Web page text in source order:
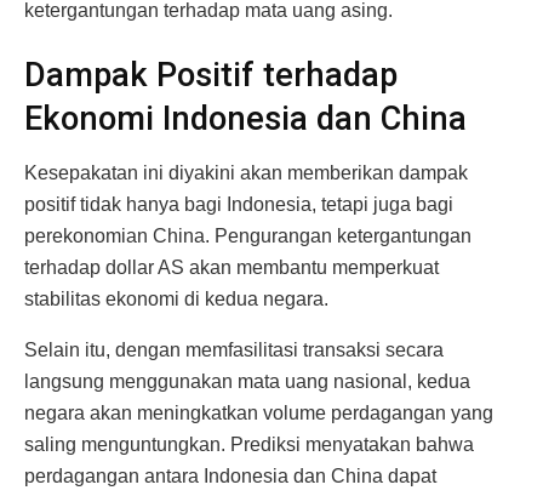
ketergantungan terhadap mata uang asing.
Dampak Positif terhadap
Ekonomi Indonesia dan China
Kesepakatan ini diyakini akan memberikan dampak
positif tidak hanya bagi Indonesia, tetapi juga bagi
perekonomian China. Pengurangan ketergantungan
terhadap dollar AS akan membantu memperkuat
stabilitas ekonomi di kedua negara.
Selain itu, dengan memfasilitasi transaksi secara
langsung menggunakan mata uang nasional, kedua
negara akan meningkatkan volume perdagangan yang
saling menguntungkan. Prediksi menyatakan bahwa
perdagangan antara Indonesia dan China dapat